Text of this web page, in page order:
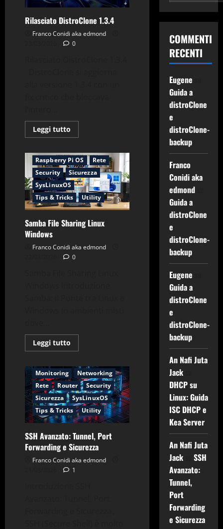
Rilasciato DistroClone 1.3.4
Franco Conidi aka edmond
0
Leggi tutto
di
Rilasciato
DistroClone
1.3.4
Applicazioni
Debian
Raspberry Pi OS
Rete
Security
Sicurezza
SysLinuxOS
Tips & Tricks
Utility
Samba File Sharing Linux
Windows
Franco Conidi aka edmond
0
Leggi tutto
di
Samba
File
Sharing
Linux
Windows
Applicazioni
Comandi & Shell
Monitoring
Networking
Rete
Router
Security
Sicurezza
SysLinuxOS
Tips & Tricks
Utility
SSH Avanzato: Tunnel, Port
Forwarding e Sicurezza
Franco Conidi aka edmond
1
COMMENTI
RECENTI
Eugene
Guida a
distroClone
e
distroClone-
backup
Franco
Conidi aka
edmondsu
Guida a
distroClone
e
distroClone-
backup
Eugene
Guida a
distroClone
e
distroClone-
backup
An Nafi Juta
Jacksu
DHCP su
Linux: Guida
ISC DHCP e
Kea Server
An Nafi Juta
Jacksu SSH
Avanzato:
Tunnel,
Port
Forwarding
e Sicurezza